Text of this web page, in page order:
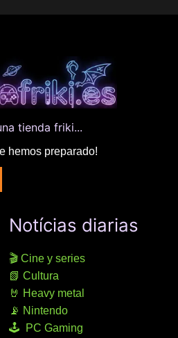
tienda friki...
hemos preparado!
Notícias diarias
🎬 Cine y series
📗 Cultura
🤘 Heavy metal
📡 Nintendo
🕹 PC Gaming